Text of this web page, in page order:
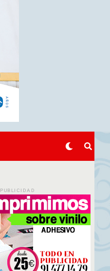
PUBLICIDAD